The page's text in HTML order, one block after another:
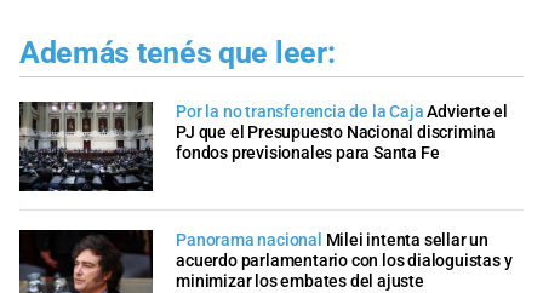
Además tenés que leer:
Por la no transferencia de la CajaAdvierte el
PJ que el Presupuesto Nacional discrimina
fondos previsionales para Santa Fe
Panorama nacional Milei intenta sellar un
acuerdo parlamentario con los dialoguistas y
minimizar los embates del ajuste